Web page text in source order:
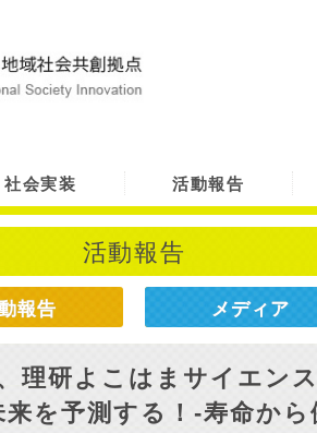
社会実装 活動報告
活動報告
報告 メディア
理研よこはまサイエン
を予測する！-寿命から